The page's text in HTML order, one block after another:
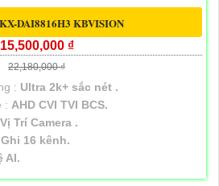
DAI8816H3 KBVISION
15,500,000 ₫
22,180,000 ₫
: Ultra 2k+ sắc nét .
: AHD CVI TVI BCS.
Trí Camera .
16 kênh.
AI.